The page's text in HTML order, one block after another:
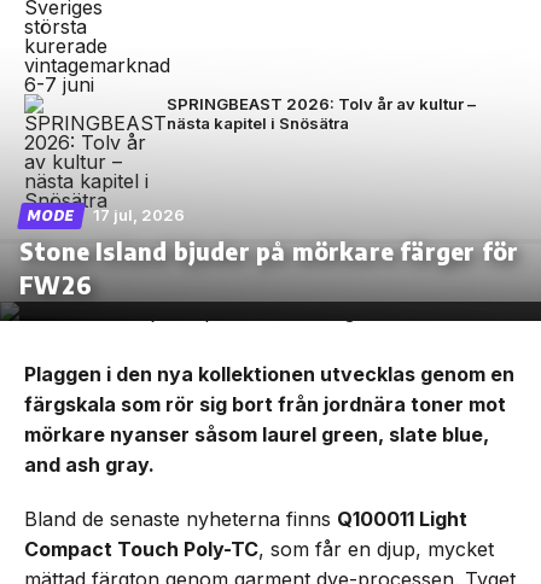
SPRINGBEAST 2026: Tolv år av kultur –
nästa kapitel i Snösätra
MODE 17 jul, 2026
Stone Island bjuder på mörkare färger för
FW26
Plaggen i den nya kollektionen utvecklas genom en
färgskala som rör sig bort från jordnära toner mot
mörkare nyanser såsom laurel green, slate blue,
and ash gray.
Bland de senaste nyheterna finns Q100011 Light
Compact Touch Poly-TC, som får en djup, mycket
mättad färgton genom garment dye-processen. Tyget